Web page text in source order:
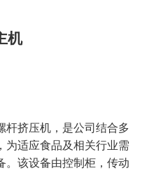
机
杆挤压机，是公司结合多
为适应食品及相关行业需
。该设备由控制柜，传动